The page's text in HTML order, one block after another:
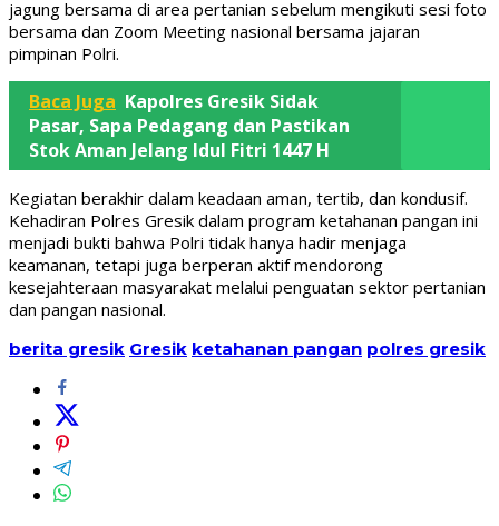
jagung bersama di area pertanian sebelum mengikuti sesi foto
bersama dan Zoom Meeting nasional bersama jajaran
pimpinan Polri.
Baca Juga Kapolres Gresik Sidak
Pasar, Sapa Pedagang dan Pastikan
Stok Aman Jelang Idul Fitri 1447 H
Kegiatan berakhir dalam keadaan aman, tertib, dan kondusif.
Kehadiran Polres Gresik dalam program ketahanan pangan ini
menjadi bukti bahwa Polri tidak hanya hadir menjaga
keamanan, tetapi juga berperan aktif mendorong
kesejahteraan masyarakat melalui penguatan sektor pertanian
dan pangan nasional.
berita gresik Gresik ketahanan pangan polres gresik